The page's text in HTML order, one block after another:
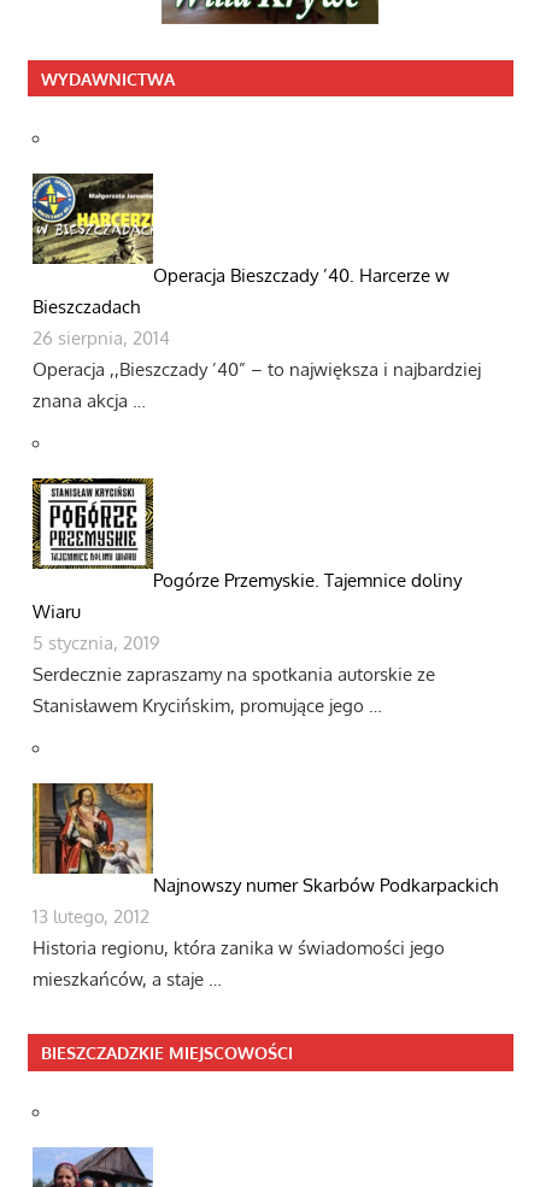
WYDAWNICTWA
Operacja Bieszczady ’40. Harcerze w
Bieszczadach
26 sierpnia, 2014
Operacja ,,Bieszczady ’40” – to największa i najbardziej
znana akcja …
Pogórze Przemyskie. Tajemnice doliny
Wiaru
5 stycznia, 2019
Serdecznie zapraszamy na spotkania autorskie ze
Stanisławem Krycińskim, promujące jego …
Najnowszy numer Skarbów Podkarpackich
13 lutego, 2012
Historia regionu, która zanika w świadomości jego
mieszkańców, a staje …
BIESZCZADZKIE MIEJSCOWOŚCI